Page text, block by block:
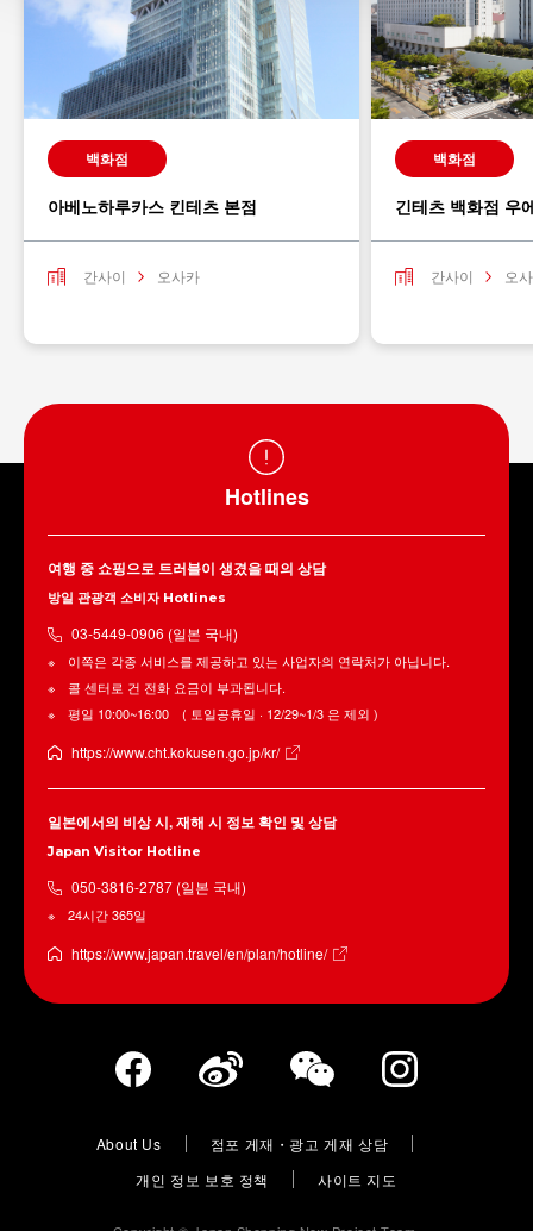
백화점
아베노하루카스 킨테츠 본점
간사이 오사카
백화점
긴테츠 백화점 우
간사이 오
Hotlines
여행 중 쇼핑으로 트러블이 생겼을 때의 상담
방일 관광객 소비자 Hotlines
03-5449-0906 (일본 국내)
이쪽은 각종 서비스를 제공하고 있는 사업자의 연락처가 아닙니다.
콜 센터로 건 전화 요금이 부과됩니다.
평일 10:00~16:00 ( 토일공휴일 · 12/29~1/3 은 제외 )
https://www.cht.kokusen.go.jp/kr/
일본에서의 비상 시, 재해 시 정보 확인 및 상담
Japan Visitor Hotline
050-3816-2787 (일본 국내)
24시간 365일
https://www.japan.travel/en/plan/hotline/
About Us
점포 게재・광고 게재 상담
개인 정보 보호 정책
사이트 지도